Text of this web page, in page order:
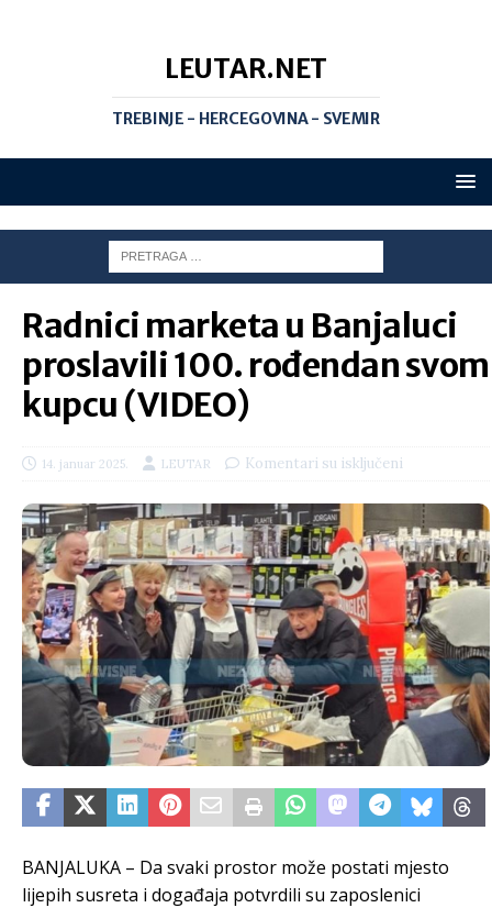
LEUTAR.NET
TREBINJE - HERCEGOVINA - SVEMIR
Radnici marketa u Banjaluci
proslavili 100. rođendan svom
kupcu (VIDEO)
14. januar 2025. LEUTAR Komentari su isključeni
BANJALUKA – Da svaki prostor može postati mjesto
lijepih susreta i događaja potvrdili su zaposlenici